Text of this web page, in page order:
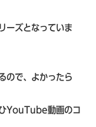
ーズとなっていま
ので、よかったら
YouTube動画のコ